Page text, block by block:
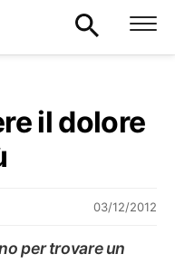
il dolore
03/12/2012
per trovare un